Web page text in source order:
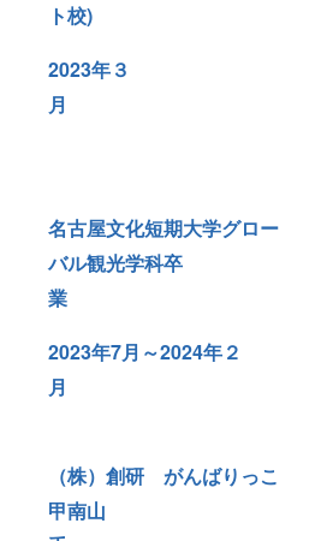
ト校)
2023年３
月
名古屋文化短期大学グロー
バル観光学科卒
業
2023年7月～2024年２
月
（株）創研 がんばりっこ
甲南山